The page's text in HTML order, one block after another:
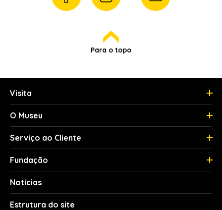
Para o topo
Visita
O Museu
Serviço ao Cliente
Fundação
Notícias
Estrutura do site